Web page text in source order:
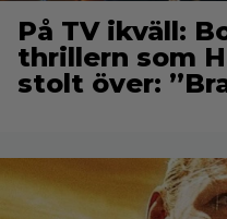
På TV ikväll:
thrillern som
stolt över: